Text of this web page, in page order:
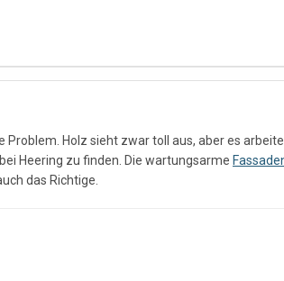
Problem. Holz sieht zwar toll aus, aber es
Heering zu finden. Die wartungsarme
das Richtige.